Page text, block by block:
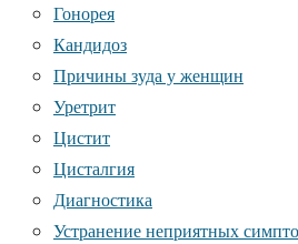
Гонорея
Кандидоз
Причины зуда у женщин
Уретрит
Цистит
Цисталгия
Диагностика
Устранение неприятных